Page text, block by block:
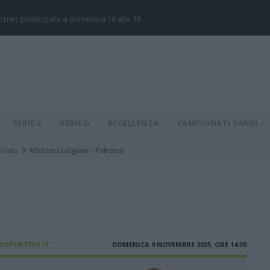
posticipata a domenica 16 alle 18
SERIE C SERIE D ECCELLENZA CAMPIONATI SARDI
Atletico Lodigiani - Palmese
DOMENICA 9 NOVEMBRE 2025, ORE 14:30